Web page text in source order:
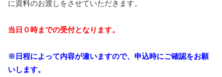
に資料のお渡しをさせていただきます。
当日０時までの受付となります。
※日程によって内容が違いますので、申込時にご確認をお願
いします。